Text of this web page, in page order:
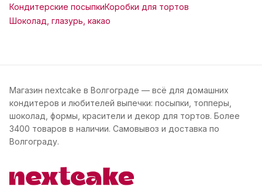
Кондитерские посыпкиКоробки для тортов
Шоколад, глазурь, какао
Магазин nextcake в Волгограде — всё для домашних
кондитеров и любителей выпечки: посыпки, топперы,
шоколад, формы, красители и декор для тортов. Более
3400 товаров в наличии. Самовывоз и доставка по
Волгограду.